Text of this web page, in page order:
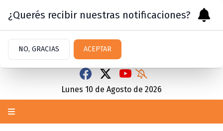
Lunes 10 de Agosto de 2026
¿Querés recibir nuestras notificaciones?
NO, GRACIAS ACEPTAR